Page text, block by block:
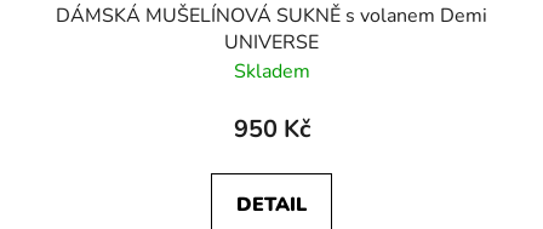
DÁMSKÁ MUŠELÍNOVÁ SUKNĚ s volanem Demi
UNIVERSE
Skladem
950 Kč
DETAIL